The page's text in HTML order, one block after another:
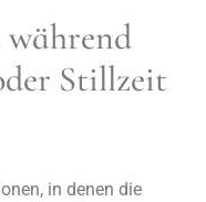
Stillzeit
in denen die